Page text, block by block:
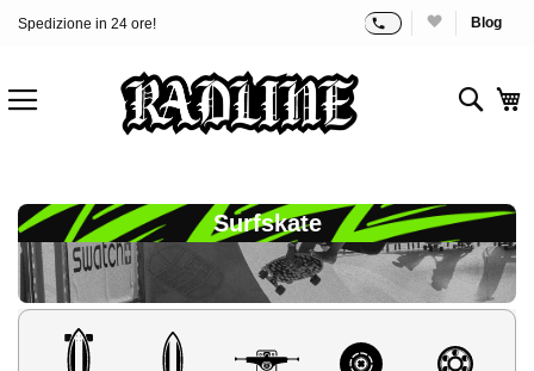
Salta
Spedizione in 24 ore! Blog
Surfskate